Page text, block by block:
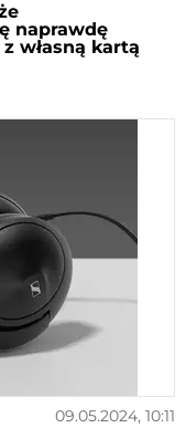
naprawdę
własną kartą
09.05.2024, 10:11